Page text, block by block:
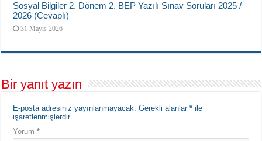
Sosyal Bilgiler 2. Dönem 2. BEP Yazılı Sınav Soruları 2025 /
2026 (Cevaplı)
31 Mayıs 2026
Bir yanıt yazın
E-posta adresiniz yayınlanmayacak. Gerekli alanlar* ile
işaretlenmişlerdir
Yorum*